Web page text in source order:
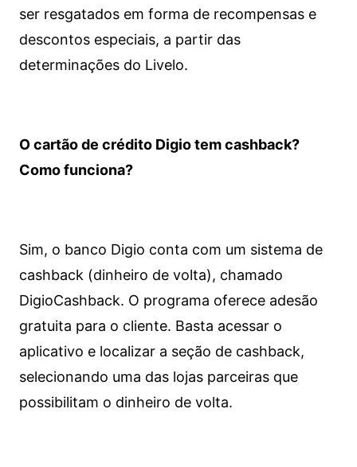
ser resgatados em forma de recompensas e
descontos especiais, a partir das
determinações do Livelo.
O cartão de crédito Digio tem cashback?
Como funciona?
Sim, o banco Digio conta com um sistema de
cashback (dinheiro de volta), chamado
DigioCashback. O programa oferece adesão
gratuita para o cliente. Basta acessar o
aplicativo e localizar a seção de cashback,
selecionando uma das lojas parceiras que
possibilitam o dinheiro de volta.